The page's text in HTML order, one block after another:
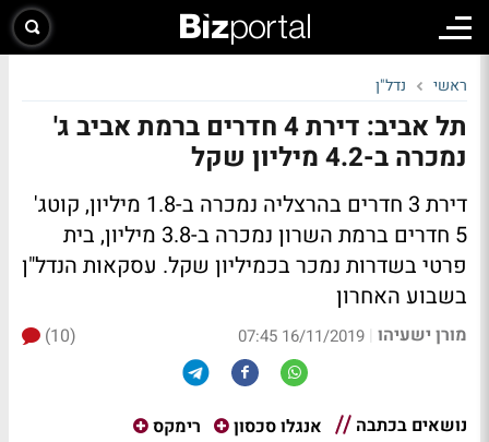
ראשי נדל"ן
תל אביב: דירת 4 חדרים ברמת אביב ג'
נמכרה ב-4.2 מיליון שקל
דירת 3 חדרים בהרצליה נמכרה ב-1.8 מיליון, קוטג'
5 חדרים ברמת השרון נמכרה ב-3.8 מיליון, בית
פרטי בשדרות נמכר בכמיליון שקל. עסקאות הנדל"ן
בשבוע האחרון
מורן ישעיהו |
16/11/2019 07:45
(10)
נושאים בכתבה אנגלו סכסון רימקס